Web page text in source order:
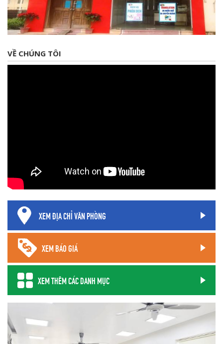
VỀ CHÚNG TÔI
XEM ĐỊA CHỈ VĂN PHÒNG
XEM BÁO GIÁ
XEM THÊM CÁC DANH MỤC